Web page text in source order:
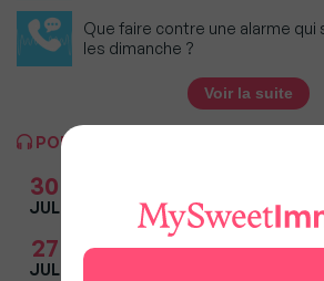
Que faire contre une alarme qui
les dimanche ?
Voir la suite
PODCASTS
30
JUL
Agents immobiliers : « La
être meilleurs », Guillaume
27
JUL
Immobilier et crise locative : «
qui s’assouplit un petit peu »,